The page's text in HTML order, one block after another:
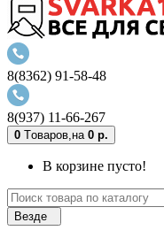
8(8362) 91-58-48
8(937) 11-66-267
0 Tоваров, на 0 р.
В корзине пусто!
Везде